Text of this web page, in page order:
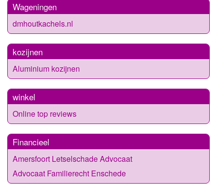
Wageningen
dmhoutkachels.nl
kozijnen
Aluminium kozijnen
winkel
Online top reviews
Financieel
Amersfoort Letselschade Advocaat
Advocaat Familierecht Enschede